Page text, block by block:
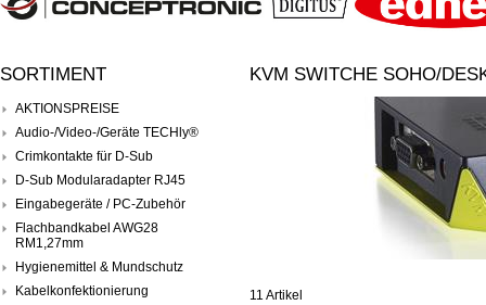
SORTIMENT
AKTIONSPREISE
Audio-/Video-/Geräte TECHly®
Crimkontakte für D-Sub
D-Sub Modularadapter RJ45
Eingabegeräte / PC-Zubehör
Flachbandkabel AWG28
RM1,27mm
Hygienemittel & Mundschutz
Kabelkonfektionierung
KVM SWITCHE SOHO/
11 Artikel